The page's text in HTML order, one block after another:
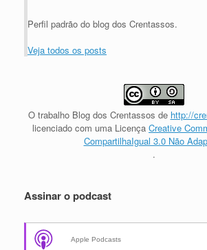
Perfil padrão do blog dos Crentassos.
Veja todos os posts
O trabalho Blog dos Crentassos de http://
licenciado com uma Licença Creative
CompartilhaIgual 3.0 Não
.
Assinar o podcast
Apple Podcasts